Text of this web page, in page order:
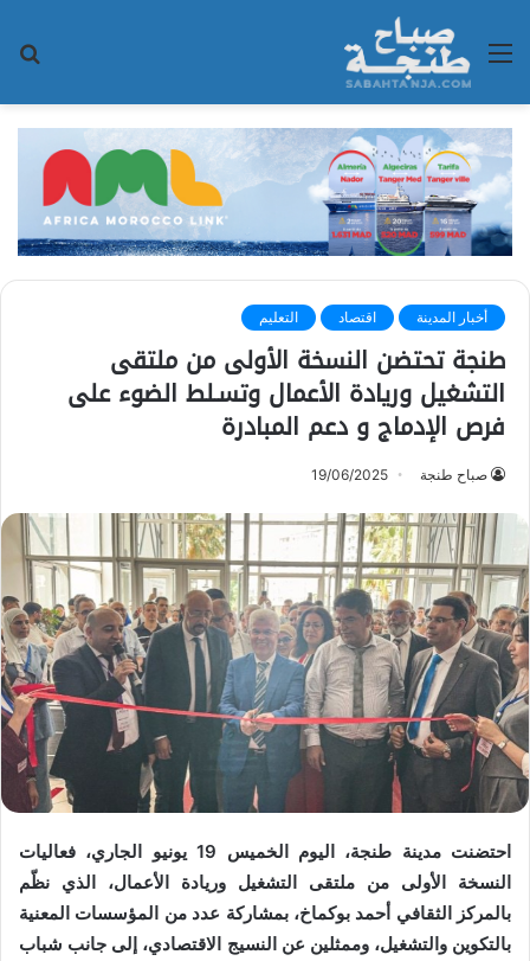
القائمة
أخبار المدينة اقتصاد التعليم
طنجة تحتضن النسخة الأولى من ملتقى
التشغيل وريادة الأعمال وتسـلط الضوء على
فرص الإدماج و دعم المبادرة
صباح طنجة 19/06/2025
احتضنت مدينة طنجة، اليوم الخميس 19 يونيو الجاري، فعاليات
النسخة الأولى من ملتقى التشغيل وريادة الأعمال، الذي نظّم
بالمركز الثقافي أحمد بوكماخ، بمشاركة عدد من المؤسسات المعنية
بالتكوين والتشغيل، وممثلين عن النسيج الاقتصادي، إلى جانب شباب